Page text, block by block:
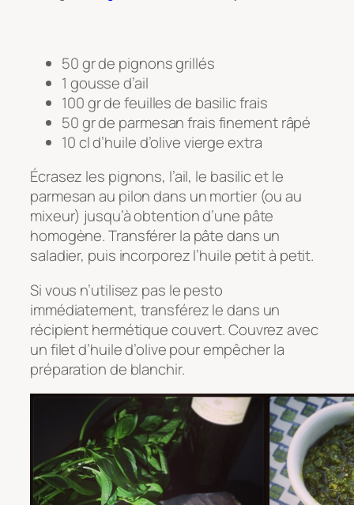
50 gr de pignons grillés
1 gousse d’ail
100 gr de feuilles de basilic frais
50 gr de parmesan frais finement râpé
10 cl d’huile d’olive vierge extra
Écrasez les pignons, l’ail, le basilic et le
parmesan au pilon dans un mortier (ou au
mixeur) jusqu’à obtention d’une pâte
homogène. Transférer la pâte dans un
saladier, puis incorporez l’huile petit à petit.
Si vous n’utilisez pas le pesto
immédiatement, transférez le dans un
récipient hermétique couvert. Couvrez avec
un filet d’huile d’olive pour empêcher la
préparation de blanchir.